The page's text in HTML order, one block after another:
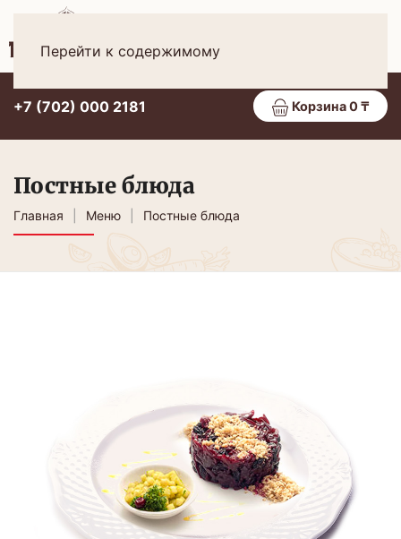
Перейти к содержимому
+7 (702) 000 2181 Корзина 0 ₸
Постные блюда
Главная Меню Постные блюда